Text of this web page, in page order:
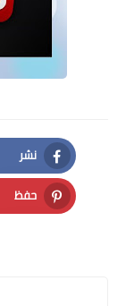
نشر
Facebook
حفظ
Pinterest